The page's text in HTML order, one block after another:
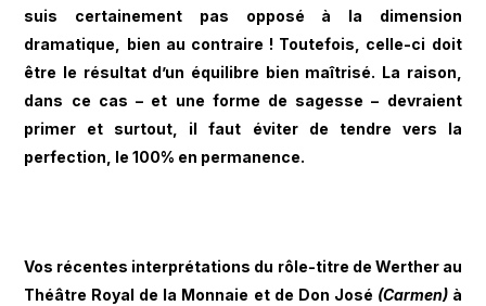
suis certainement pas opposé à la dimension
dramatique, bien au contraire ! Toutefois, celle-ci doit
être le résultat d’un équilibre bien maîtrisé. La raison,
dans ce cas – et une forme de sagesse – devraient
primer et surtout, il faut éviter de tendre vers la
perfection, le 100% en permanence.
Vos récentes interprétations du rôle-titre de Werther au
Théâtre Royal de la Monnaie et de Don José (Carmen)à